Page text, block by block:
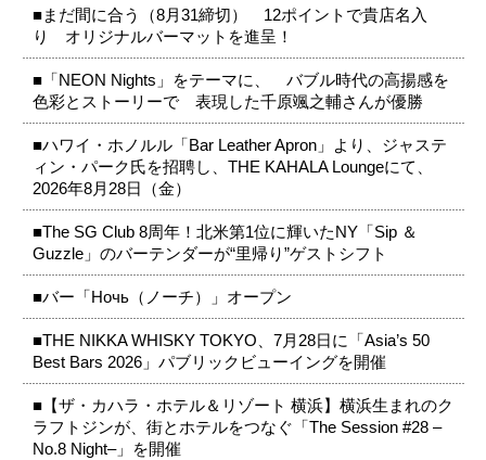
■まだ間に合う（8月31締切） 12ポイントで貴店名入
り オリジナルバーマットを進呈！
■「NEON Nights」をテーマに、 バブル時代の高揚感を
色彩とストーリーで 表現した千原颯之輔さんが優勝
■ハワイ・ホノルル「Bar Leather Apron」より、ジャステ
ィン・パーク氏を招聘し、THE KAHALA Loungeにて、
2026年8月28日（金）
■The SG Club 8周年！北米第1位に輝いたNY「Sip ＆
Guzzle」のバーテンダーが“里帰り”ゲストシフト
■バー「Ночь（ノーチ）」オープン
■THE NIKKA WHISKY TOKYO、7月28日に「Asia’s 50
Best Bars 2026」パブリックビューイングを開催
■【ザ・カハラ・ホテル＆リゾート 横浜】横浜生まれのク
ラフトジンが、街とホテルをつなぐ「The Session #28 –
No.8 Night–」を開催